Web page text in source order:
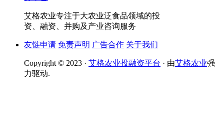
艾格农业专注于大农业泛食品领域的投
资、融资、并购及产业咨询服务
友链申请 免责声明 广告合作 关于我们
Copyright © 2023 · 艾格农业投融资平台 · 由艾格农业强
力驱动.